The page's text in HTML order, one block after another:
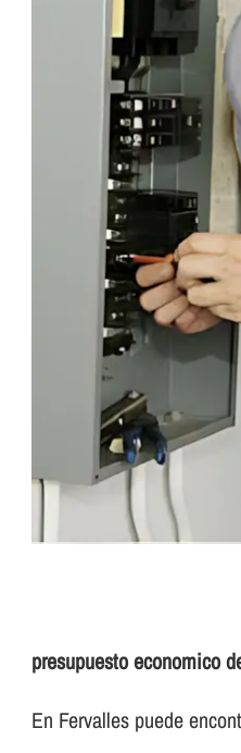
presupuesto economico
En Fervalles puede